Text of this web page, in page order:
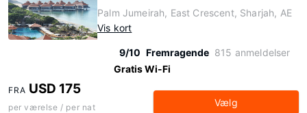
Palm Jumeirah, East Crescent, Sharjah, AE
Vis kort
9/10 Fremragende 815 anmeldelser
Gratis Wi-Fi
FRA USD 175
per værelse / per nat Vælg